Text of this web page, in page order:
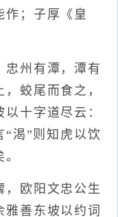
作；子厚《皇
州有潭，潭有
蛟尾而食之，
十字道尽云：
“渴”则知虎以饮
欧阳文忠公生
善东坡以约词